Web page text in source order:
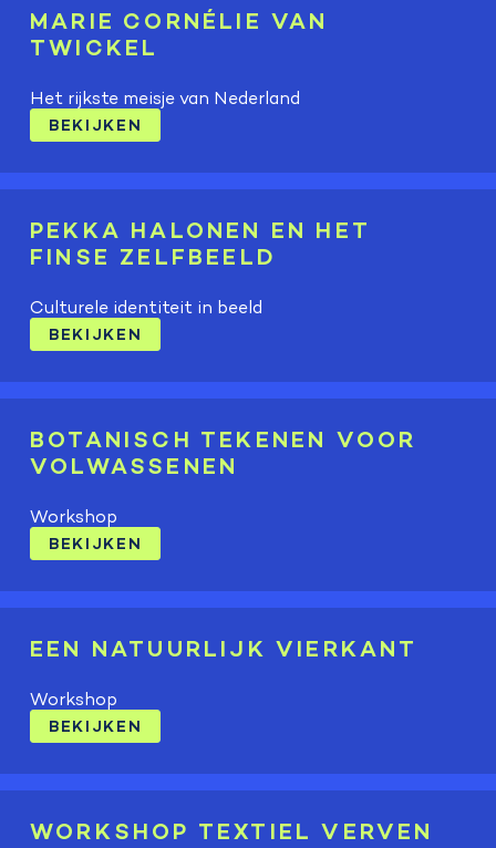
MARIE CORNÉLIE VAN
TWICKEL
Het rijkste meisje van Nederland
BEKIJKEN
PEKKA HALONEN EN HET
FINSE ZELFBEELD
Culturele identiteit in beeld
BEKIJKEN
BOTANISCH TEKENEN VOOR
VOLWASSENEN
Workshop
BEKIJKEN
EEN NATUURLIJK VIERKANT
Workshop
BEKIJKEN
WORKSHOP TEXTIEL VERVEN